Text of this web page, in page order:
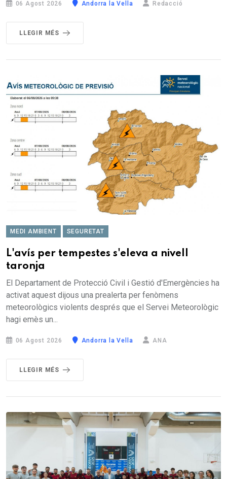
06 Agost 2026 Andorra la Vella Redacció
LLEGIR MÉS
MEDI AMBIENT SEGURETAT
L'avís per tempestes s'eleva a nivell
taronja
El Departament de Protecció Civil i Gestió d'Emergències ha
activat aquest dijous una prealerta per fenòmens
meteorològics violents després que el Servei Meteorològic
hagi emès un...
06 Agost 2026 Andorra la Vella ANA
LLEGIR MÉS